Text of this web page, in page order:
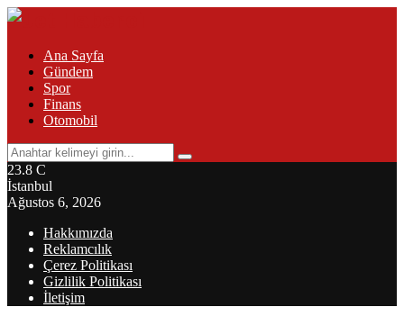
Ana Sayfa
Gündem
Spor
Finans
Otomobil
Search
for:
Search
23.8 C
İstanbul
Ağustos 6, 2026
Hakkımızda
Reklamcılık
Çerez Politikası
Gizlilik Politikası
İletişim